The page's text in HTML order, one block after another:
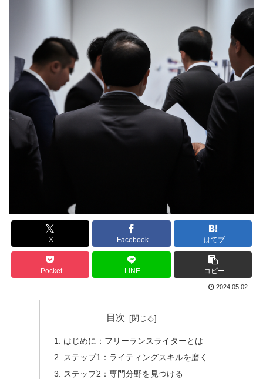
X Facebook はてブ
Pocket LINE コピー
2024.05.02
目次
はじめに：フリーランスライターとは
ステップ1：ライティングスキルを磨く
ステップ2：専門分野を見つける